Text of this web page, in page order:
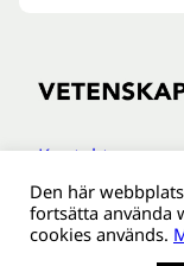
Kontakt
Om
Den här
fortsätta använda
cookies används.